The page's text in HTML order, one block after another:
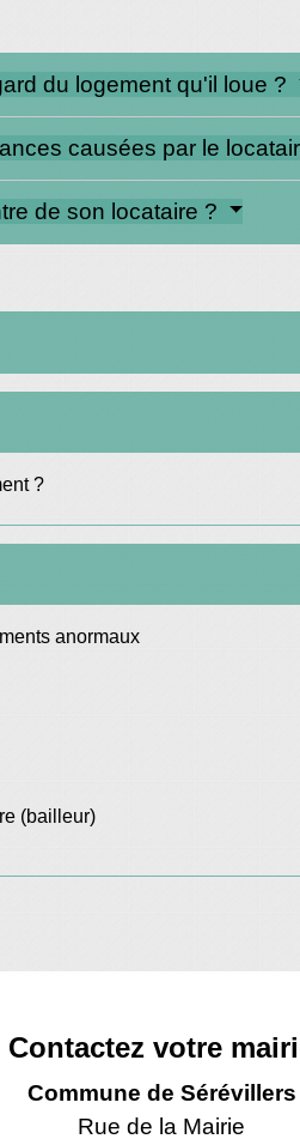
du logement qu'il loue ?
causées par le
de son locataire ?
?
anormaux
(bailleur)
Contactez votre
Commune de Sérévillers
Rue de la Mairie